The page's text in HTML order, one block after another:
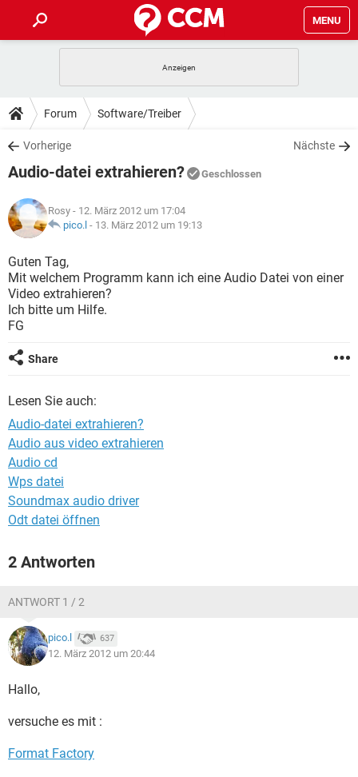
MENU
ANDROID IOS
WINDOWS 10
WHATSAPP TIKTOK
FACEBOOK
TIPPS & TRICKS
SPIELE
WHATSAPP
FACEBOOK
DOWNLOADS
SPIELE STREAMING
ANDROID
WINDOWS 10 INSTAGRAM
WHATSAPP
FACEBOOK HARDWARE
SPIELE
ANDROID
WINDOWS 10
WHATSAPP
FACEBOOK
LEXIKON
SPIELE
ANDROID IOS
WINDOWS 10
FACEBOOK
Forum Software/Treiber
Vorherige Nächste
Audio-datei extrahieren? Geschlossen
Rosy - 12. März 2012 um 17:04
pico.l - 13. März 2012 um 19:13
Guten Tag,
Mit welchem Programm kann ich eine Audio Datei von einer
Video extrahieren?
Ich bitte um Hilfe.
FG
Share
Lesen Sie auch:
Audio-datei extrahieren?
Audio aus video extrahieren
Audio cd
Wps datei
Soundmax audio driver
Odt datei öffnen
2 Antworten
ANTWORT 1 / 2
pico.l 637
12. März 2012 um 20:44
Hallo,
versuche es mit :
Format Factory